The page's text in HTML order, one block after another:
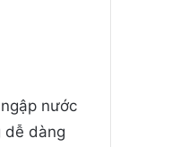
nước
dễ dàng